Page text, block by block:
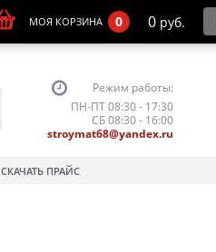
Режим работы:
ПН-ПТ 08:30 - 17:30
СБ 08:30 - 16:00
stroymat68@yandex.ru
СКАЧАТЬ ПРАЙС
МОЯ КОРЗИНА 0 0 руб.